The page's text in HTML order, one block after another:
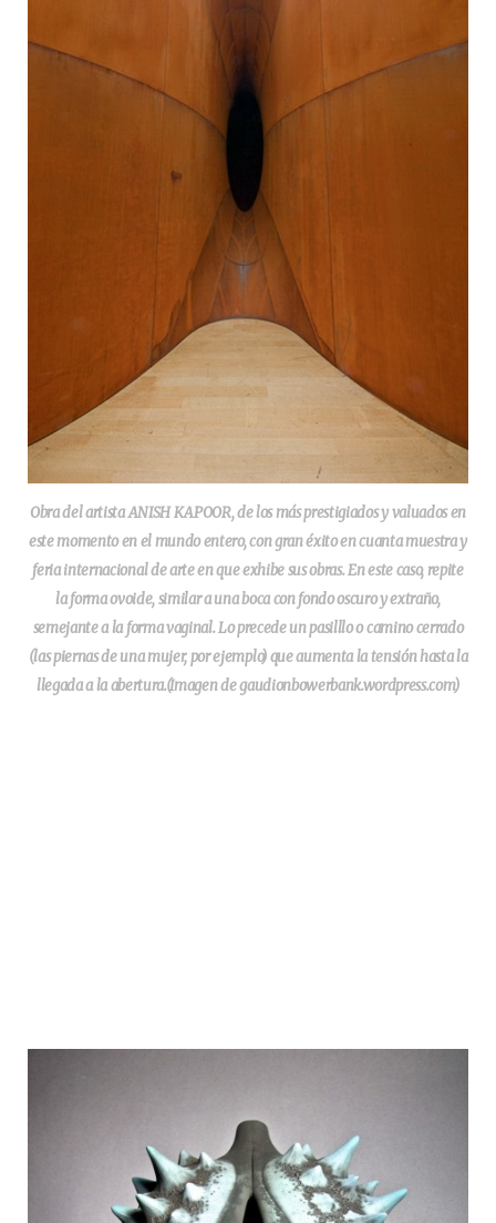
Obra del artista ANISH KAPOOR, de los más prestigiados y valuados en
este momento en el mundo entero, con gran éxito en cuanta muestra y
feria internacional de arte en que exhibe sus obras. En este caso, repite
la forma ovoide, similar a una boca con fondo oscuro y extraño,
semejante a la forma vaginal. Lo precede un pasilllo o camino cerrado
(las piernas de una mujer, por ejemplo) que aumenta la tensión hasta la
llegada a la abertura.(Imagen de gaudionbowerbank.wordpress.com)